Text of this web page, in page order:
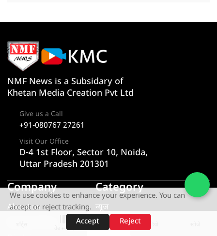
वेब स्टोरीज़
NMF News is a Subsidary of
Khetan Media Creation Pvt Ltd
Give us a Call
+91-080767 27261
Visit Our Office
D-4 1st Floor, Sector 10, Noida,
Uttar Pradesh 201301
Company
About us
Category
न्यूज
राज्य
We use cookies to enhance your experience. You can
accept or reject tracking.
Accept
Reject